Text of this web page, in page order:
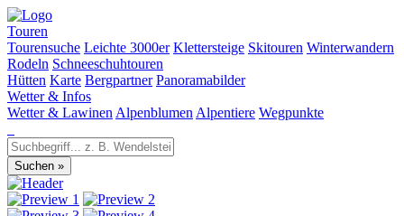
Touren
Tourensuche Leichte 3000er Klettersteige Skitouren Winterwandern
Rodeln Schneeschuhtouren
Hütten Karte Bergpartner Panoramabilder
Wetter & Infos
Wetter & Lawinen Alpenblumen Alpentiere Wegpunkte